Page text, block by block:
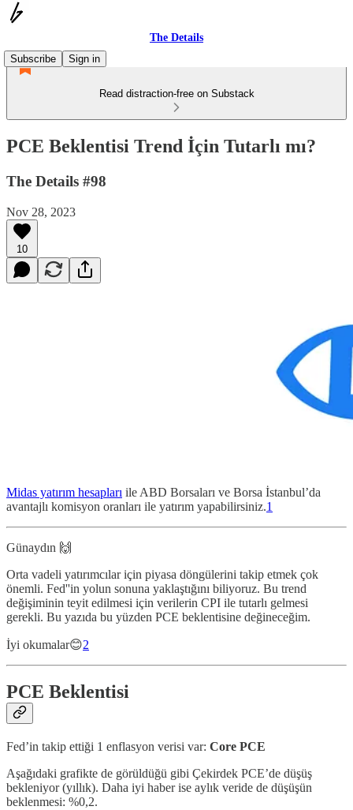
The Details
Subscribe
Sign in
Read distraction-free on Substack
PCE Beklentisi Trend İçin Tutarlı mı?
The Details #98
Nov 28, 2023
10
Midas yatırım hesapları ile ABD Borsaları ve Borsa İstanbul’da
avantajlı komisyon oranları ile yatırım yapabilirsiniz.1
Günaydın 🙌
Orta vadeli yatırımcılar için piyasa döngülerini takip etmek çok
önemli. Fed''in yolun sonuna yaklaştığını biliyoruz. Bu trend
değişiminin teyit edilmesi için verilerin CPI ile tutarlı gelmesi
gerekli. Bu yazıda bu yüzden PCE beklentisine değineceğim.
İyi okumalar😊2
PCE Beklentisi
Fed’in takip ettiği 1 enflasyon verisi var: Core PCE
Aşağıdaki grafikte de görüldüğü gibi Çekirdek PCE’de düşüş
bekleniyor (yıllık). Daha iyi haber ise aylık veride de düşüşün
beklenmesi: %0,2.